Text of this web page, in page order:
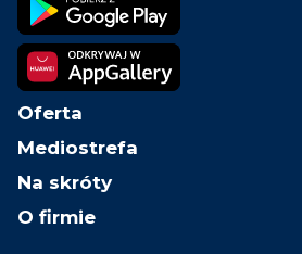
Oferta
Mediostrefa
Na skróty
O firmie